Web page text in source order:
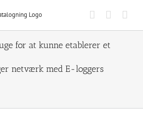
for at kunne etablerer et
netværk med E-loggers